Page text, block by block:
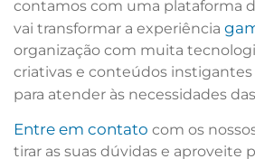
contamos com uma plataforma
vai transformar a experiência
organização com muita
criativas e conteúdos
para atender às necessidades
Entre em contato com os
tirar as suas dúvidas e aproveite